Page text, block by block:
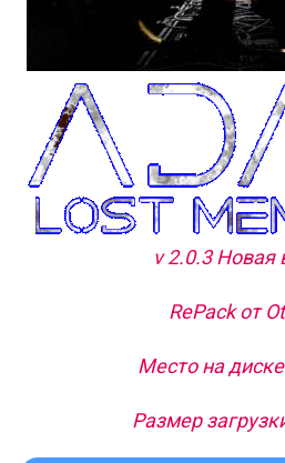
v 2.0.3 Новая
RePack от
Место на
Размер